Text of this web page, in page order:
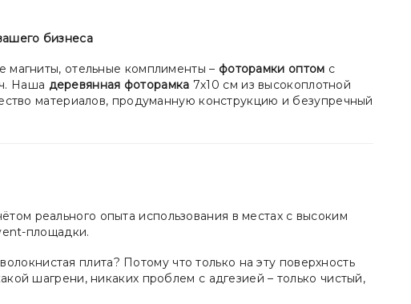
бизнеса
магниты, отельные комплименты – фоторамки оптом с
Наша деревянная фоторамка 7х10 см из высокоплотной
материалов, продуманную конструкцию и безупречный
реального опыта использования в местах с высоким
площадки.
плита? Потому что только на эту поверхность
шагрени, никаких проблем с адгезией – только чистый,